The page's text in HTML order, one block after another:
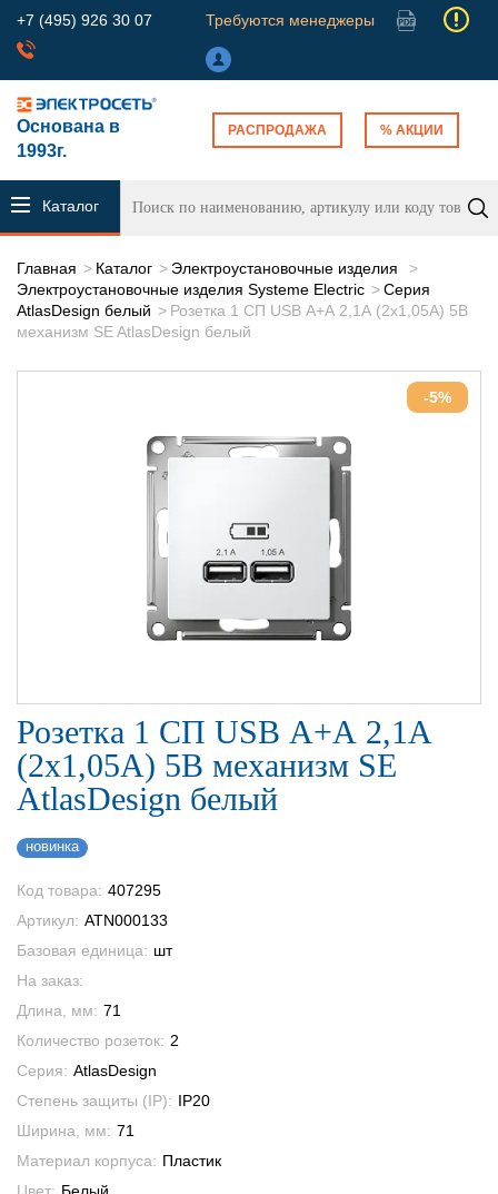
+7 (495) 926 30 07 Требуются менеджеры
Основана в
1993г.
РАСПРОДАЖА % АКЦИИ
Каталог
Главная Каталог
Электроустановочные изделия
Электроустановочные изделия Systeme Electric
Серия
AtlasDesign белый
Розетка 1 СП USB А+А 2,1А (2х1,05А) 5В
механизм SE AtlasDesign белый
-5%
Розетка 1 СП USB А+А 2,1А
(2х1,05А) 5В механизм SE
AtlasDesign белый
новинка
Код товара: 407295
Артикул: ATN000133
Базовая единица: шт
На заказ:
Длина, мм: 71
Количество розеток: 2
Серия: AtlasDesign
Степень защиты (IP): IP20
Ширина, мм: 71
Материал корпуса: Пластик
Цвет: Белый